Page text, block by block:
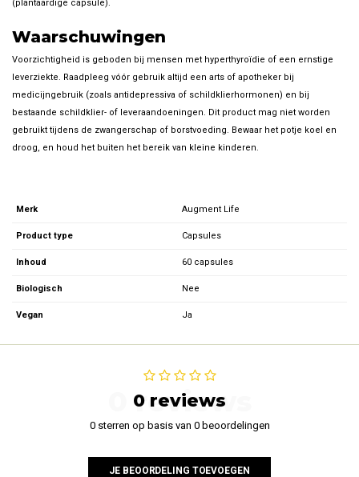
(plantaardige capsule).
Waarschuwingen
Voorzichtigheid is geboden bij mensen met hyperthyroïdie of een ernstige
leverziekte. Raadpleeg vóór gebruik altijd een arts of apotheker bij
medicijngebruik (zoals antidepressiva of schildklierhormonen) en bij
bestaande schildklier- of leveraandoeningen. Dit product mag niet worden
gebruikt tijdens de zwangerschap of borstvoeding. Bewaar het potje koel en
droog, en houd het buiten het bereik van kleine kinderen.
Merk Augment Life
Product type Capsules
Inhoud 60 capsules
Biologisch Nee
Vegan Ja
0 reviews
0 reviews
0 sterren op basis van 0 beoordelingen
JE BEOORDELING TOEVOEGEN